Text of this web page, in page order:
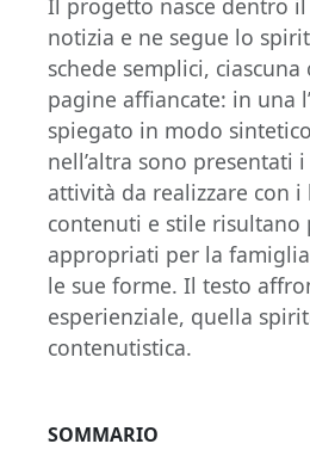
Il progetto nasce dentro
notizia e ne segue lo
schede semplici,
pagine affiancate: in una
spiegato in modo
nell’altra sono presentati
attività da realizzare con i
contenuti e stile risultano
appropriati per la
le sue forme. Il testo
esperienziale, quella
contenutistica.
SOMMARIO